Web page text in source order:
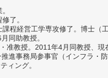
了。
程経営工学専攻修了。博士（工
同助教授。
准教授。2011年4月同教授、現
進事務局参事官（インフラ・
ィング。